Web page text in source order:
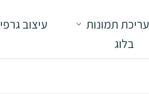
עריכת תמונות עיצוב גרפי
בלוג